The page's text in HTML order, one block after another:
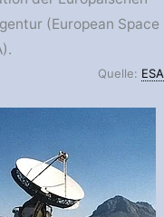
(European Space
Quelle: ESA